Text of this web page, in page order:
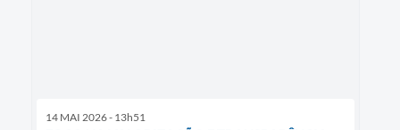
14 MAI 2026 - 13h51